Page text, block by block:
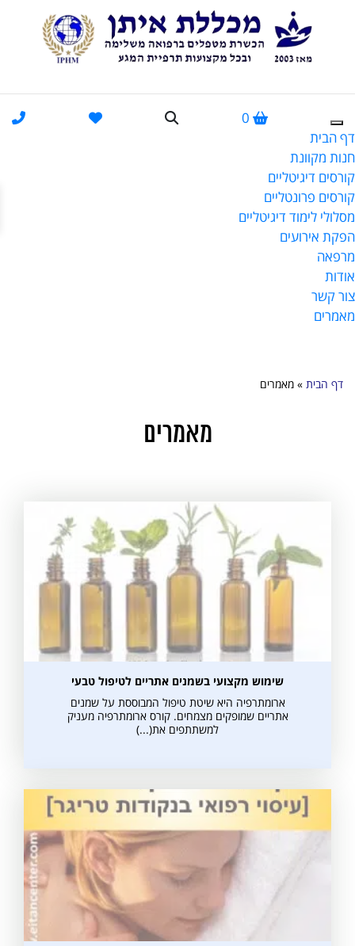
0
דף הבית
חנות מקוונת
קורסים דיגיטליים
קורסים פרונטליים
מסלולי לימוד דיגיטליים
הפקת אירועים
מרפאה
אודות
צור קשר
מאמרים
דף הבית » מאמרים
מאמרים
שימוש מקצועי בשמנים אתריים לטיפול טבעי
ארומתרפיה היא שיטת טיפול המבוססת על שמנים
אתריים שמופקים מצמחים. קורס ארומתרפיה מעניק
למשתתפים את(...)